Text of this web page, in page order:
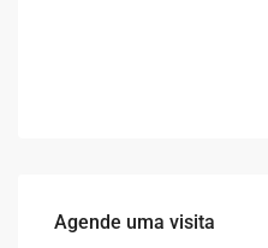
Agende uma visita